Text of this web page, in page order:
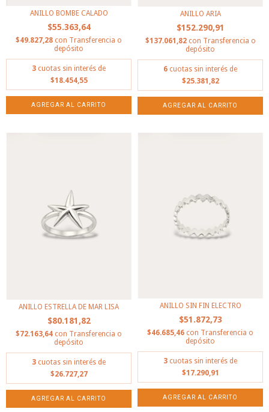
ANILLO BOMBE CALADO
$55.363,64
$49.827,28 con Transferencia o
depósito
3 cuotas sin interés de
$18.454,55
AGREGAR AL CARRITO
ANILLO ARIA
$152.290,91
$137.061,82 con Transferencia o
depósito
6 cuotas sin interés de
$25.381,82
AGREGAR AL CARRITO
ANILLO ESTRELLA DE MAR LISA
$80.181,82
$72.163,64 con Transferencia o
depósito
3 cuotas sin interés de
$26.727,27
AGREGAR AL CARRITO
ANILLO SIN FIN ELECTRO
$51.872,73
$46.685,46 con Transferencia o
depósito
3 cuotas sin interés de
$17.290,91
AGREGAR AL CARRITO